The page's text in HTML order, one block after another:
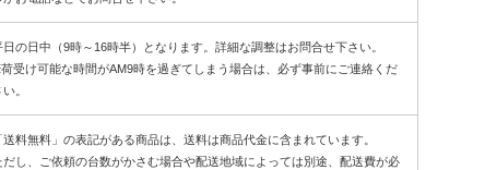
日の日中（9時～16時半）となります。詳細な調整はお問合せ下さい。
受け可能な時間がAM9時を過ぎてしまう場合は、必ず事前にご連絡くだ
い。
送料無料」の表記がある商品は、送料は商品代金に含まれています。
だし、ご依頼の台数がかさむ場合や配送地域によっては別途、配送費が必